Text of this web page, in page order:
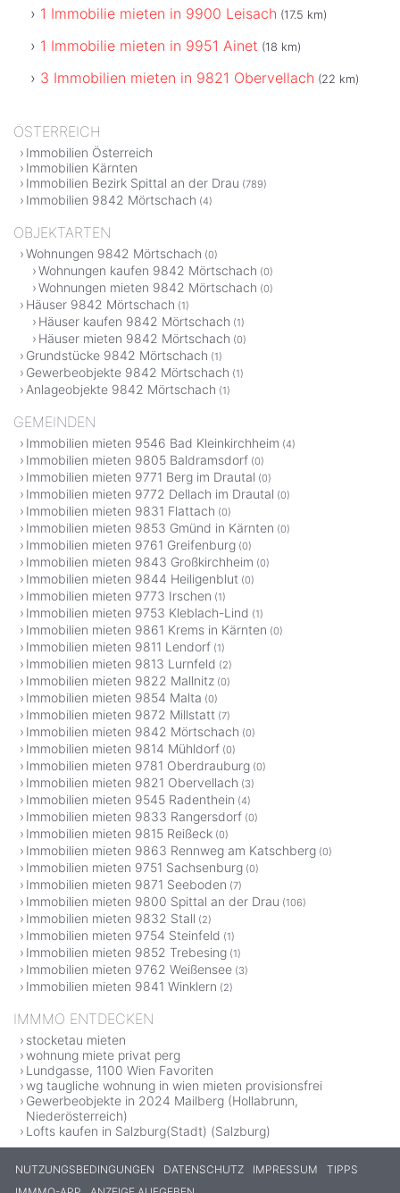
1 Immobilie mieten in 9900 Leisach (17.5 km)
1 Immobilie mieten in 9951 Ainet (18 km)
3 Immobilien mieten in 9821 Obervellach (22 km)
ÖSTERREICH
Immobilien Österreich
Immobilien Kärnten
Immobilien Bezirk Spittal an der Drau (789)
Immobilien 9842 Mörtschach (4)
OBJEKTARTEN
Wohnungen 9842 Mörtschach (0)
Wohnungen kaufen 9842 Mörtschach (0)
Wohnungen mieten 9842 Mörtschach (0)
Häuser 9842 Mörtschach (1)
Häuser kaufen 9842 Mörtschach (1)
Häuser mieten 9842 Mörtschach (0)
Grundstücke 9842 Mörtschach (1)
Gewerbeobjekte 9842 Mörtschach (1)
Anlageobjekte 9842 Mörtschach (1)
GEMEINDEN
Immobilien mieten 9546 Bad Kleinkirchheim (4)
Immobilien mieten 9805 Baldramsdorf (0)
Immobilien mieten 9771 Berg im Drautal (0)
Immobilien mieten 9772 Dellach im Drautal (0)
Immobilien mieten 9831 Flattach (0)
Immobilien mieten 9853 Gmünd in Kärnten (0)
Immobilien mieten 9761 Greifenburg (0)
Immobilien mieten 9843 Großkirchheim (0)
Immobilien mieten 9844 Heiligenblut (0)
Immobilien mieten 9773 Irschen (1)
Immobilien mieten 9753 Kleblach-Lind (1)
Immobilien mieten 9861 Krems in Kärnten (0)
Immobilien mieten 9811 Lendorf (1)
Immobilien mieten 9813 Lurnfeld (2)
Immobilien mieten 9822 Mallnitz (0)
Immobilien mieten 9854 Malta (0)
Immobilien mieten 9872 Millstatt (7)
Immobilien mieten 9842 Mörtschach (0)
Immobilien mieten 9814 Mühldorf (0)
Immobilien mieten 9781 Oberdrauburg (0)
Immobilien mieten 9821 Obervellach (3)
Immobilien mieten 9545 Radenthein (4)
Immobilien mieten 9833 Rangersdorf (0)
Immobilien mieten 9815 Reißeck (0)
Immobilien mieten 9863 Rennweg am Katschberg (0)
Immobilien mieten 9751 Sachsenburg (0)
Immobilien mieten 9871 Seeboden (7)
Immobilien mieten 9800 Spittal an der Drau (106)
Immobilien mieten 9832 Stall (2)
Immobilien mieten 9754 Steinfeld (1)
Immobilien mieten 9852 Trebesing (1)
Immobilien mieten 9762 Weißensee (3)
Immobilien mieten 9841 Winklern (2)
IMMMO ENTDECKEN
stocketau mieten
wohnung miete privat perg
Lundgasse, 1100 Wien Favoriten
wg taugliche wohnung in wien mieten provisionsfrei
Gewerbeobjekte in 2024 Mailberg (Hollabrunn,
Niederösterreich)
Lofts kaufen in Salzburg(Stadt) (Salzburg)
NUTZUNGSBEDINGUNGEN DATENSCHUTZ IMPRESSUM
TIPPS